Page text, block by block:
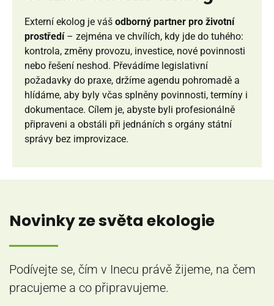
Externí ekolog je váš odborný partner pro životní
prostředí– zejména ve chvílích, kdy jde do tuhého:
kontrola, změny provozu, investice, nové povinnosti
nebo řešení neshod. Převádíme legislativní
požadavky do praxe, držíme agendu pohromadě a
hlídáme, aby byly včas splněny povinnosti, termíny i
dokumentace. Cílem je, abyste byli profesionálně
připraveni a obstáli při jednáních s orgány státní
správy bez improvizace.
Novinky ze světa ekologie
Podívejte se, čím v Inecu právě žijeme, na čem
pracujeme a co připravujeme.